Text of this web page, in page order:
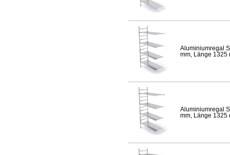
Aluminiumregal
mm, Länge 1325
Aluminiumregal
mm, Länge 1325